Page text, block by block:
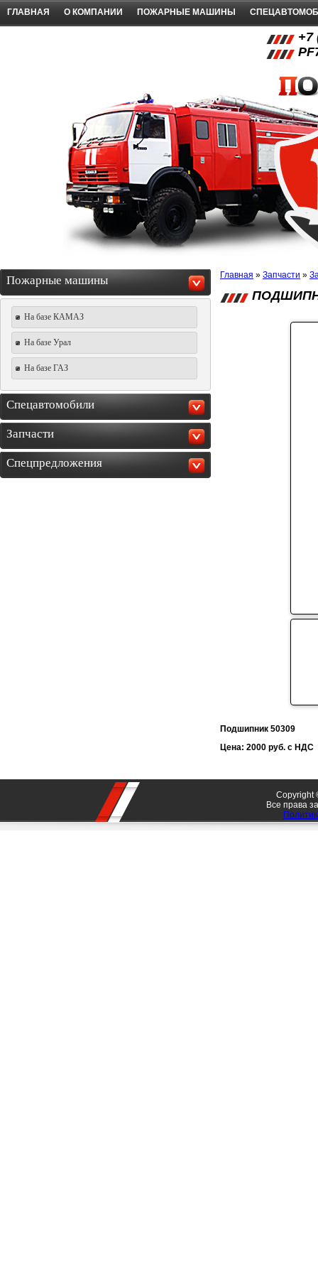
ГЛАВНАЯ О КОМПАНИИ ПОЖАРНЫЕ МАШИНЫ
+7
Пожарные машины
На базе КАМАЗ
На базе Урал
На базе ГАЗ
Спецавтомобили
Запчасти
Спецпредложения
Главная » Запчасти »
Подшипник 50309
Цена: 2000 руб. с НДС
Все права